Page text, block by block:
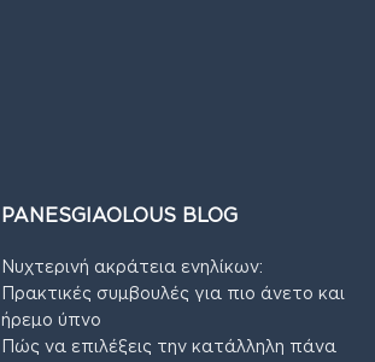
PANESGIAOLOUS BLOG
Νυχτερινή ακράτεια ενηλίκων:
Πρακτικές συμβουλές για πιο άνετο και
ήρεμο ύπνο
Πώς να επιλέξεις την κατάλληλη πάνα